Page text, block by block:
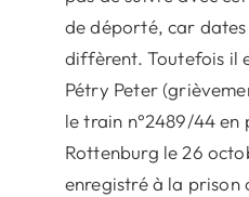
de déporté, car
diffèrent. Toutefois il
Pétry Peter
le train n°2489/44 en
Rottenburg le 26
enregistré à la prison